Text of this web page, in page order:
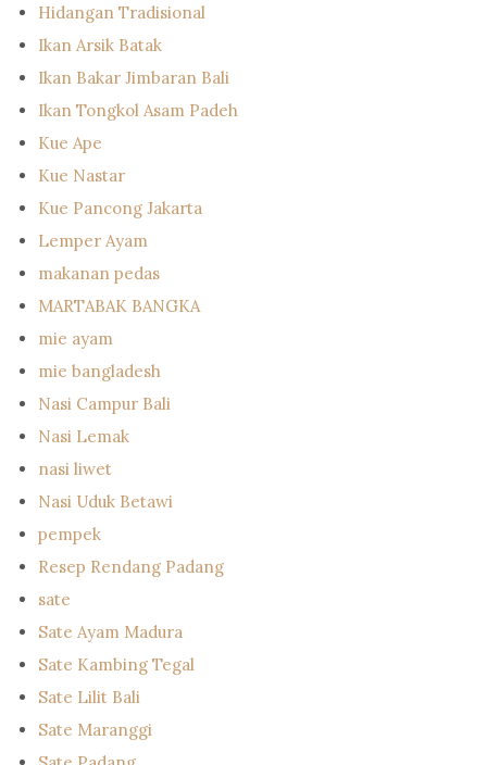
Hidangan Tradisional
Ikan Arsik Batak
Ikan Bakar Jimbaran Bali
Ikan Tongkol Asam Padeh
Kue Ape
Kue Nastar
Kue Pancong Jakarta
Lemper Ayam
makanan pedas
MARTABAK BANGKA
mie ayam
mie bangladesh
Nasi Campur Bali
Nasi Lemak
nasi liwet
Nasi Uduk Betawi
pempek
Resep Rendang Padang
sate
Sate Ayam Madura
Sate Kambing Tegal
Sate Lilit Bali
Sate Maranggi